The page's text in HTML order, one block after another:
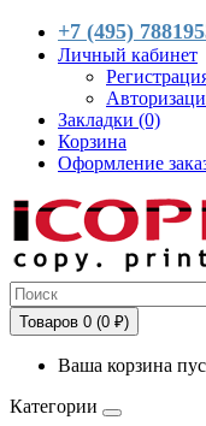
+7 (495)
Личный кабинет
Закладки (0)
Корзина
Оформление
Товаров 0 (0 ₽)
Ваша корзина
Категории